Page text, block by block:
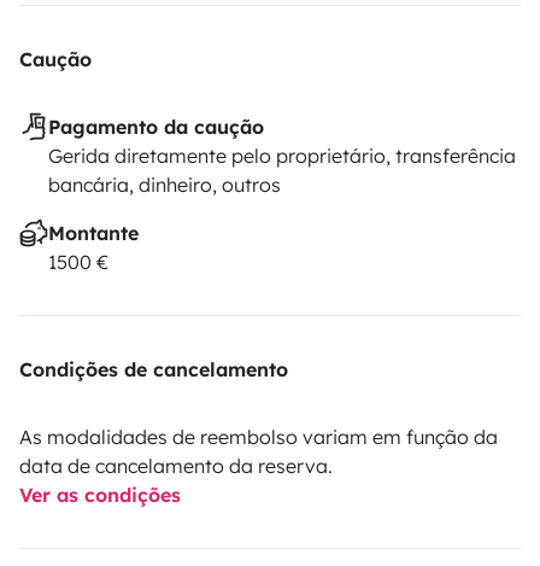
Caução
Pagamento da caução
Gerida diretamente pelo proprietário, transferência
bancária, dinheiro, outros
Montante
1500 €
Condições de cancelamento
As modalidades de reembolso variam em função da
data de cancelamento da reserva.
Ver as condições